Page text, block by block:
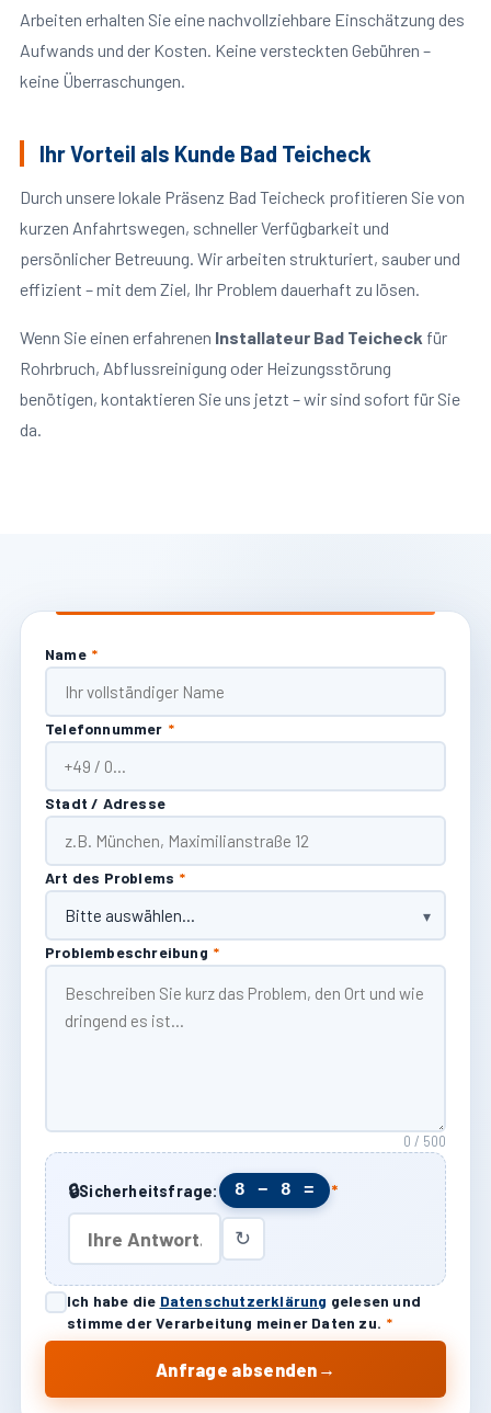
Arbeiten erhalten Sie eine nachvollziehbare Einschätzung des
Aufwands und der Kosten. Keine versteckten Gebühren –
keine Überraschungen.
Ihr Vorteil als Kunde Bad Teicheck
Durch unsere lokale Präsenz Bad Teicheck profitieren Sie von
kurzen Anfahrtswegen, schneller Verfügbarkeit und
persönlicher Betreuung. Wir arbeiten strukturiert, sauber und
effizient – mit dem Ziel, Ihr Problem dauerhaft zu lösen.
Wenn Sie einen erfahrenen Installateur Bad Teicheck für
Rohrbruch, Abflussreinigung oder Heizungsstörung
benötigen, kontaktieren Sie uns jetzt – wir sind sofort für Sie
da.
Name *
Telefonnummer *
Stadt / Adresse
Art des Problems *
Problembeschreibung *
0 / 500
🔒Sicherheitsfrage: 8 − 8 = *
↻
Ich habe die Datenschutzerklärung gelesen und
stimme der Verarbeitung meiner Daten zu. *
Anfrage absenden →